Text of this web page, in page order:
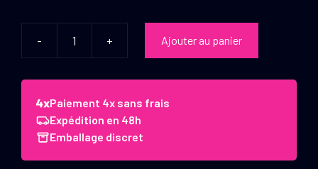
-
quantité
Bloc
détente
CMC
Triggers
+ Ajouter au panier
Paiement 4x sans frais
Expédition en 48h
Emballage discret